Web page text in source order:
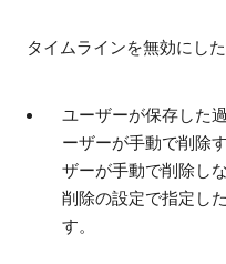
タイムラインを無効にし
ユーザーが保存した
ーザーが手動で削除
ザーが手動で削除し
削除の設定で指定し
す。